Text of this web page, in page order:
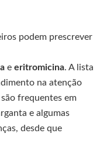
podem prescrever
e eritromicina. A lista
na atenção
frequentes em
e algumas
desde que